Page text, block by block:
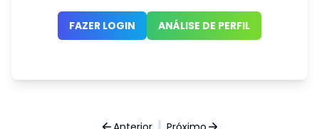
FAZER LOGIN ANÁLISE DE PERFIL